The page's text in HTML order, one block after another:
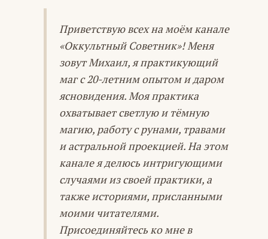
Приветствую всех на моём канале
«Оккультный Советник»! Меня
зовут Михаил, я практикующий
маг с 20-летним опытом и даром
ясновидения. Моя практика
охватывает светлую и тёмную
магию, работу с рунами, травами
и астральной проекцией. На этом
канале я делюсь интригующими
случаями из своей практики, а
также историями, присланными
моими читателями.
Присоединяйтесь ко мне в